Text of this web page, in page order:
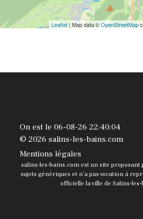
Leaflet | Map data ©OpenStreetMap
On est le 06-08-26 22:40:04
© 2026 salins-les-bains.com
Mentions légales
salins-les-bains.com est un site proposant
sujets génériques et n’a pas vocation à
officielle la ville de Salins-